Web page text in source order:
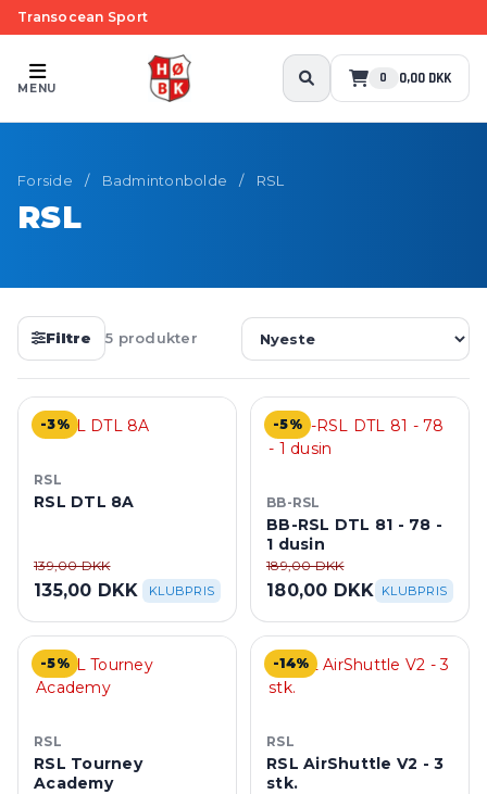
Transocean Sport
MENU
0 0,00 DKK
Forside / Badmintonbolde / RSL
RSL
Filtre 5 produkter
-3%
RSL
RSL DTL 8A
139,00 DKK
135,00 DKK KLUBPRIS
-5%
BB-RSL
BB-RSL DTL 81 - 78 -
1 dusin
189,00 DKK
180,00 DKK KLUBPRIS
-5%
RSL
RSL Tourney
Academy
-14%
RSL
RSL AirShuttle V2 - 3
stk.